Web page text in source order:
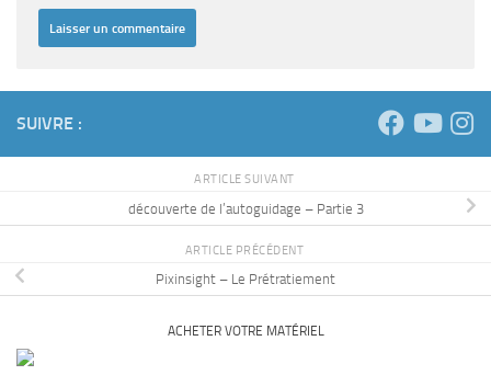
SUIVRE :
ARTICLE SUIVANT
découverte de l’autoguidage – Partie 3
ARTICLE PRÉCÉDENT
Pixinsight – Le Prétratiement
ACHETER VOTRE MATÉRIEL